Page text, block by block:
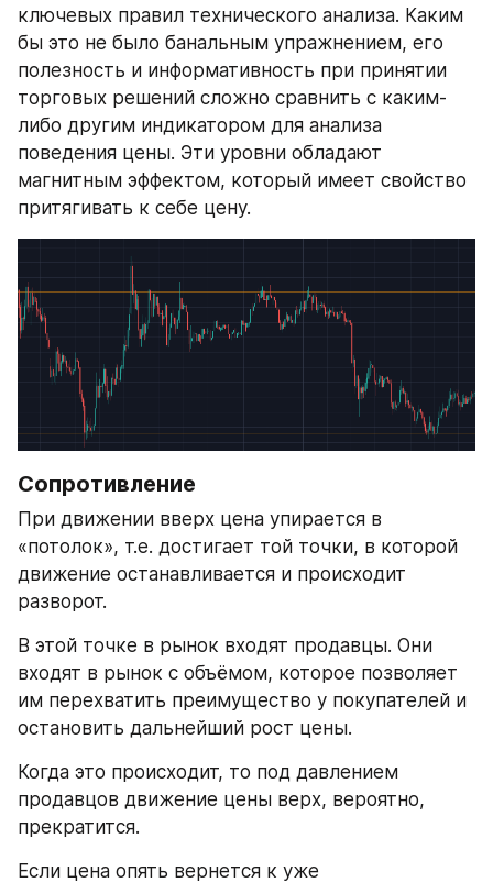
ключевых правил технического анализа. Каким
бы это не было банальным упражнением, его
полезность и информативность при принятии
торговых решений сложно сравнить с каким-
либо другим индикатором для анализа
поведения цены. Эти уровни обладают
магнитным эффектом, который имеет свойство
притягивать к себе цену.
Сопротивление
При движении вверх цена упирается в
«потолок», т.е. достигает той точки, в которой
движение останавливается и происходит
разворот.
В этой точке в рынок входят продавцы. Они
входят в рынок с объёмом, которое позволяет
им перехватить преимущество у покупателей и
остановить дальнейший рост цены.
Когда это происходит, то под давлением
продавцов движение цены верх, вероятно,
прекратится.
Если цена опять вернется к уже